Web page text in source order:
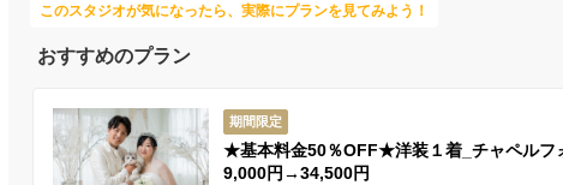
このスタジオが気になったら、実際にプランを見てみよう！
おすすめのプラン
期間限定
★基本料金50％OFF★洋装１着_チャペルフ
9,000円→34,500円